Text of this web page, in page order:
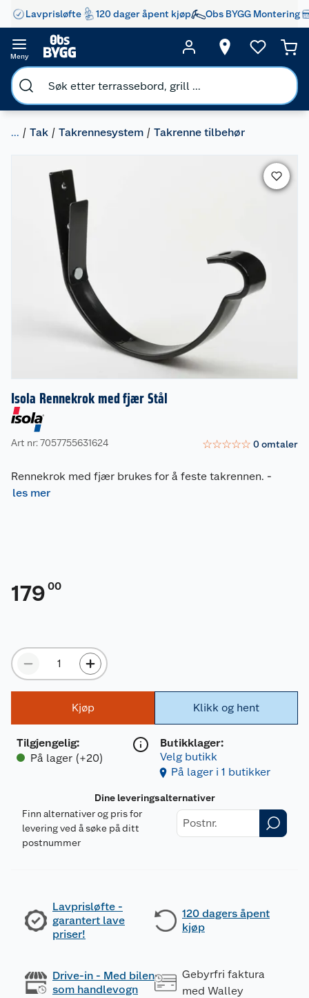
Lavprisløfte 120 dager åpent kjøp Obs BYGG Montering
Meny
... Tak Takrennesystem Takrenne tilbehør
Isola Rennekrok med fjær Stål
Art nr: 7057755631624 ☆☆☆☆☆ 0omtaler
Rennekrok med fjær brukes for å feste takrennen. -
les mer
179 00
Kjøp
Tilgjengelig:
På lager (+20)
Klikk og hent
Butikklager:
Velg butikk
På lager i 1 butikker
Dine leveringsalternativer
Finn alternativer og pris for
levering ved å søke på ditt
postnummer
Lavprisløfte -
garantert lave
priser!
120 dagers åpent
kjøp
Drive-in - Med bilen
som handlevogn
Gebyrfri faktura
med Walley